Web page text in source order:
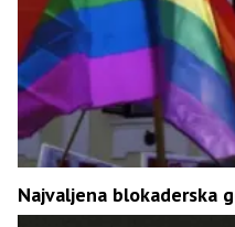
Najvaljena blokaderska